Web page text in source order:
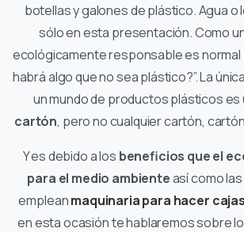
botellas y galones de plástico. Agua o
sólo en esta presentación. Como
ecológicamente responsable es normal
habrá algo que no sea plástico?”. La
un mundo de productos plásticos es
cartón, pero no cualquier cartón,
Y es debido a los beneficios que el
para el medio ambienteasí como
empleanmaquinaria para hacer
en esta ocasión te hablaremos sobre